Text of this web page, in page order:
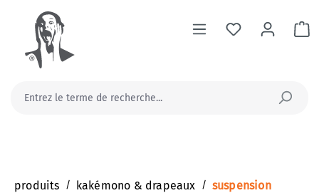
principal
produits / kakémono & drapeaux / suspension